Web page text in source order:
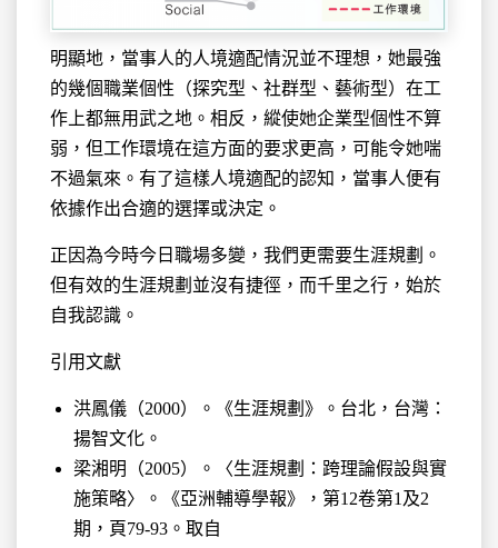
明顯地，當事人的人境適配情況並不理想，她最強
的幾個職業個性（探究型、社群型、藝術型）在工
作上都無用武之地。相反，縱使她企業型個性不算
弱，但工作環境在這方面的要求更高，可能令她喘
不過氣來。有了這樣人境適配的認知，當事人便有
依據作出合適的選擇或決定。
正因為今時今日職場多變，我們更需要生涯規劃。
但有效的生涯規劃並沒有捷徑，而千里之行，始於
自我認識。
引用文獻
洪鳳儀（2000）。《生涯規劃》。台北，台灣：
揚智文化。
梁湘明（2005）。〈生涯規劃：跨理論假設與實
施策略〉。《亞洲輔導學報》，第12卷第1及2
期，頁79-93。取自